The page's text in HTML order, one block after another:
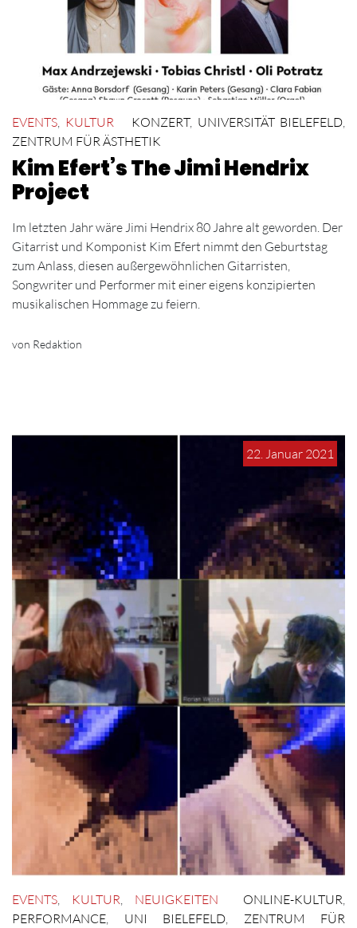
EVENTS KULTUR KONZERT, UNIVERSITÄT BIELEFELD
ZENTRUM FÜR ÄSTHETIK
Kim Efert’s The Jimi Hendrix
Project
Im letzten Jahr wäre Jimi Hendrix 80 Jahre alt geworden. Der
Gitarrist und Komponist Kim Efert nimmt den Geburtstag
zum Anlass, diesen außergewöhnlichen Gitarristen,
Songwriter und Performer mit einer eigens konzipierten
musikalischen Hommage zu feiern.
von Redaktion
22. Januar 2021
EVENTS, KULTUR, NEUIGKEITEN ONLINE-KULTUR,
PERFORMANCE, UNI BIELEFELD, ZENTRUM FÜR